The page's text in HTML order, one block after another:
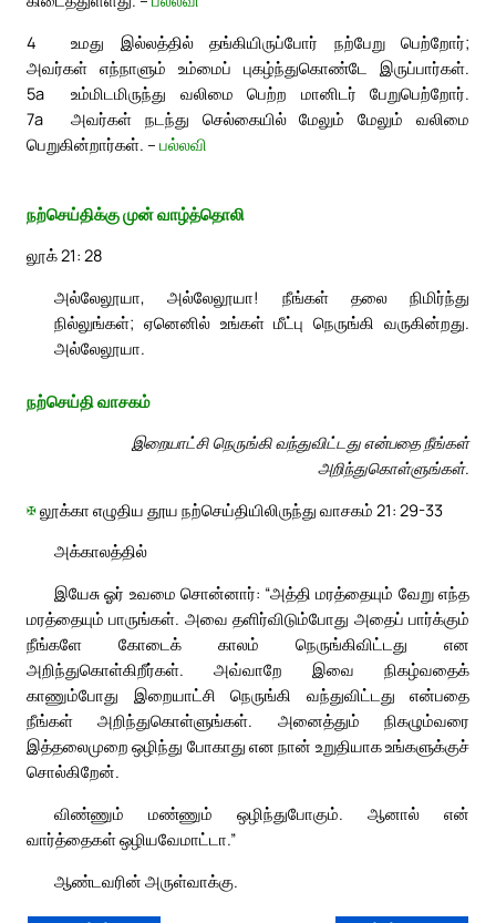
4
உமது இல்லத்தில் தங்கியிருப்போர் நற்பேறு பெற்றோர்;
அவர்கள் எந்நாளும் உம்மைப் புகழ்ந்துகொண்டே இருப்பார்கள்.
5a
உம்மிடமிருந்து வலிமை பெற்ற மானிடர் பேறுபெற்றோர்.
7a
அவர்கள் நடந்து செல்கையில் மேலும் மேலும் வலிமை
பெறுகின்றார்கள். – பல்லவி
நற்செய்திக்கு முன் வாழ்த்தொலி
லூக் 21: 28
அல்லேலூயா, அல்லேலூயா! நீங்கள் தலை நிமிர்ந்து
நில்லுங்கள்; ஏனெனில் உங்கள் மீட்பு நெருங்கி வருகின்றது.
அல்லேலூயா.
நற்செய்தி வாசகம்
இறையாட்சி நெருங்கி வந்துவிட்டது என்பதை நீங்கள்
அறிந்துகொள்ளுங்கள்.
✠லூக்கா எழுதிய தூய நற்செய்தியிலிருந்து வாசகம் 21: 29-33
அக்காலத்தில்
இயேசு ஓர் உவமை சொன்னார்: “அத்தி மரத்தையும் வேறு எந்த
மரத்தையும் பாருங்கள். அவை தளிர்விடும்போது அதைப் பார்க்கும்
நீங்களே கோடைக் காலம் நெருங்கிவிட்டது என
அறிந்துகொள்கிறீர்கள். அவ்வாறே இவை நிகழ்வதைக்
காணும்போது இறையாட்சி நெருங்கி வந்துவிட்டது என்பதை
நீங்கள் அறிந்துகொள்ளுங்கள். அனைத்தும் நிகழும்வரை
இத்தலைமுறை ஒழிந்து போகாது என நான் உறுதியாக உங்களுக்குச்
சொல்கிறேன்.
விண்ணும் மண்ணும் ஒழிந்துபோகும். ஆனால் என்
வார்த்தைகள் ஒழியவேமாட்டா.”
ஆண்டவரின் அருள்வாக்கு.